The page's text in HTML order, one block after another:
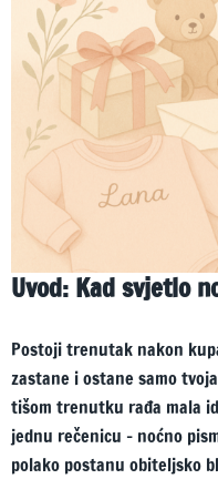
Uvod: Kad svjetlo
Postoji trenutak nakon
zastane i ostane samo
tišom trenutku rađa mala
jednu rečenicu – noćno
polako postanu obiteljsko